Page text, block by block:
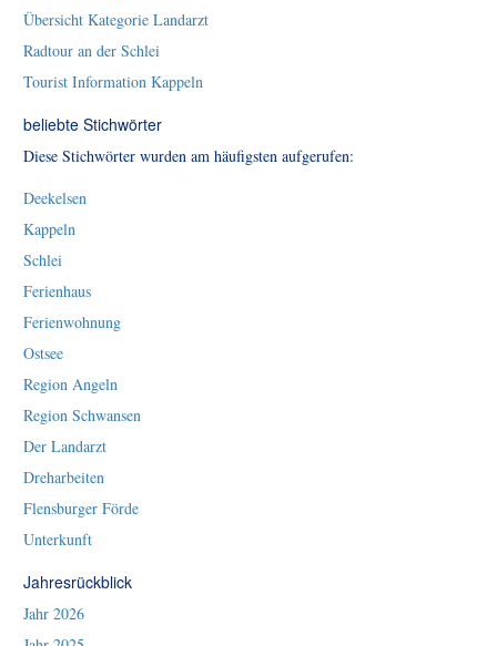
Übersicht Kategorie Landarzt
Radtour an der Schlei
Tourist Information Kappeln
beliebte Stichwörter
Diese Stichwörter wurden am häufigsten aufgerufen:
Deekelsen
Kappeln
Schlei
Ferienhaus
Ferienwohnung
Ostsee
Region Angeln
Region Schwansen
Der Landarzt
Dreharbeiten
Flensburger Förde
Unterkunft
Jahresrückblick
Jahr 2026